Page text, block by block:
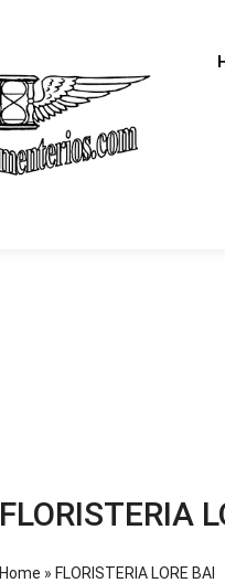
FLORISTERIA
Home » FLORISTERIA LORE BAI